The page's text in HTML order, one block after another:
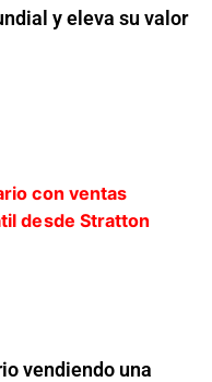
y eleva su valor
vendiendo una